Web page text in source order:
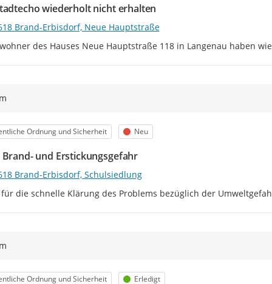
wiederholt nicht erhalten
Brand-Erbisdorf, Neue Hauptstraße
des Hauses Neue Hauptstraße 118 in Langenau haben
Ordnung und Sicherheit Status
Neu
und Erstickungsgefahr
Brand-Erbisdorf, Schulsiedlung
für die schnelle Klärung des Problems bezüglich der
Ordnung und Sicherheit Status
Erledigt